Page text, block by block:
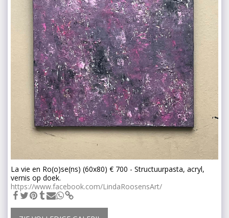
La vie en Ro(o)se(ns) (60x80) € 700 - Structuurpasta, acryl,
vernis op doek.
https://www.facebook.com/LindaRoosensArt/